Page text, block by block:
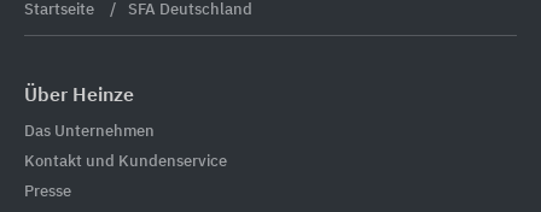
Startseite SFA Deutschland
Über Heinze
Das Unternehmen
Kontakt und Kundenservice
Presse